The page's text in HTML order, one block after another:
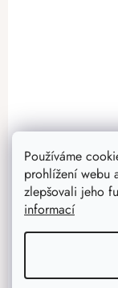
Používáme
prohlížení webu
zlepšovali jeho
informací